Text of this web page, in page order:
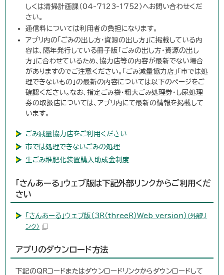
しくは清掃計画課（04-7123-1752）へお問い合わせくだ
さい。
通信料については利用者の負担になります。
アプリ内の「ごみの出し方・資源の出し方」に掲載している内
容は、隔年発行している冊子版「ごみの出し方・資源の出し
方」に合わせているため、協力店等の内容が最新でない場合
がありますのでご注意ください。「ごみ減量協力店」「市では処
理できないもの」の最新の内容については以下のページをご
確認ください。なお、指定ごみ袋・粗大ごみ処理券・し尿処理
券の取扱店については、アプリ内にて最新の情報を掲載して
います。
ごみ減量協力店をご利用ください
市では処理できないごみの処理
生ごみ堆肥化装置購入助成金制度
「さんあーる」ウェブ版は下記外部リンクからご利用くだ
さい
「さんあーる」ウェブ版（3R（threeR）Web version） （外部リ
ンク）
アプリのダウンロード方法
下記のQRコードまたはダウンロードリンクからダウンロードして